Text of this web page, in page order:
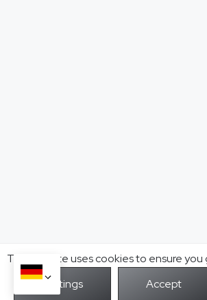
This website uses cookies to ensure